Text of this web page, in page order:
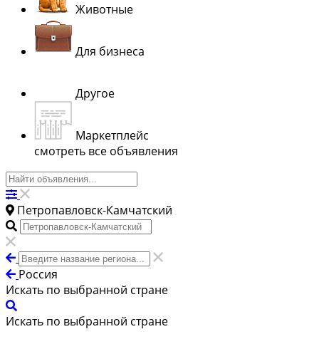
Животные
Для бизнеса
Другое
Маркетплейс
смотреть все объявления
Петропавловск-Камчатский
Россия
Искать по выбранной стране
Искать по выбранной стране